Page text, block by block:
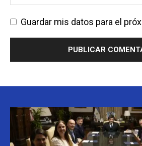
Guardar mis datos para el